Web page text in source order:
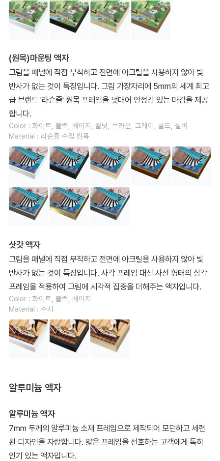
(원목)마운팅 액자
그림을 패널에 직접 부착하고 전면에 아크릴을 사용하지 않아 빛
반사가 없는 것이 특징입니다. 그림 가장자리에 5mm의 세계 최고
급 브랜드 '라슨쥴' 원목 프레임을 덧대어 안정감 있는 마감을 제공
합니다.
Color : 화이트, 블랙, 베이지, 월넛, 브라운, 그레이, 골드, 실버
Material : 라슨쥴 수입 원목
삿갓 액자
그림을 패널에 직접 부착하고 전면에 아크릴을 사용하지 않아 빛
반사가 없는 것이 특징입니다. 사각 프레임 대신 사선 형태의 삼각
프레임을 적용하여 그림에 시각적 집중을 더해주는 액자입니다.
Color : 화이트, 블랙, 베이지
Material : 수지
알루미늄 액자
알루미늄 액자
7mm 두께의 알루미늄 소재 프레임으로 제작되어 모던하고 세련
된 디자인을 자랑합니다. 얇은 프레임을 선호하는 고객에게 특히
인기 있는 액자입니다.